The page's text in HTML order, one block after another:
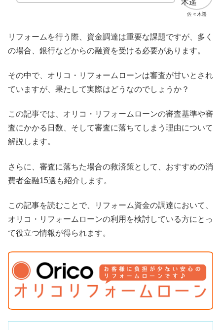
佐々木遥
リフォームを行う際、資金調達は重要な課題ですが、多く
の場合、銀行などからの融資を受ける必要があります。
その中で、オリコ・リフォームローンは審査が甘いとされ
ていますが、果たして実際はどうなのでしょうか？
この記事では、オリコ・リフォームローンの審査基準や審
査にかかる日数、そして審査に落ちてしまう理由について
解説します。
さらに、審査に落ちた場合の救済策として、おすすめの消
費者金融15選も紹介します。
この記事を読むことで、リフォーム資金の調達において、
オリコ・リフォームローンの利用を検討している方にとっ
て役立つ情報が得られます。